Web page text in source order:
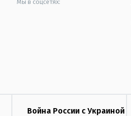
Мы в соцсетях:
Война России с Украиной